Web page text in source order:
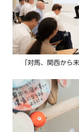
「対馬、関西から